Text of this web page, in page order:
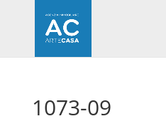
1073-09